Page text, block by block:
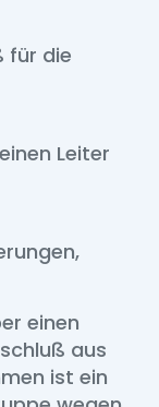
für die
Leiter
einen
aus
ist ein